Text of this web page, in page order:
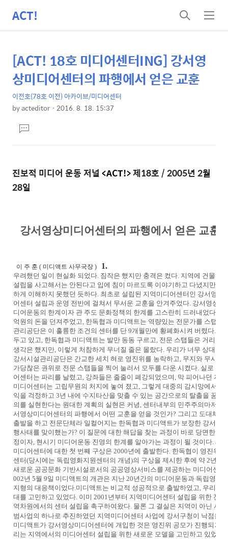
ACT!
검
색
메
뉴
상
세
컨
텐
본
문
제
목
[ACT! 18호 미디어센터ING] 강서영
상미디어센터의 파행에서 얻은 교훈
이전호(78호 이전) 아카이브/미디어센터
byacteditor 2016. 8. 18. 15:37
문댓
글
진보적 미디어 운동 저널<ACT!>제18호 / 2005년 2월
28일
강서영상미디어센터의 파행에서 얻은 교훈
이 주 훈 ( 미디액트 사무국장 ) 1.
우려했던 일이 현실화 되었다. 짐작은 했지만 충격은 컸다. 지역에 건물하
설립을 사고해서는 안된다고 입에 침이 마르도록 이야기하고 다녔지만,
하게 이해하지 못했던 듯하다. 최초로 설립된 지역미디어센터인 강서영상
어센터 설립과 운영 전반에 걸쳐서 무서운 교훈을 안겨주었다. 강서영상
디어운동의 한계이자 관 주도 문화정책의 한계를 고스란히 드러내었다.
억원의 돈을 던져주었고, 한독협과 미디액트는 역량있는 전문가를 스탭으
관리공단은 이 훌륭한 조건의 센터를 단 9개월만에 황폐화시켜 버렸다. 영
두고 있고, 한독협과 미디액트는 발만 동동 구르고, 전문 스탭들은 거리로
생각은 했지만, 이렇게 처참하게 무너질 줄은 몰랐다. 우리가 너무 상대를
강서시설관리공단은 간교한 세치 혀로 영진위를 농락하고, 무지와 무시로
가당찮은 권위로 전문 스탭들을 찍어 눌러서 모두를 다운 시켰다. 실로 놀
어센터는 파리를 날렸고, 강좌들은 줄줄이 폐강되었으며, 막 피어나던 지
미디어센터는 고립무원의 처지에 놓여 졌고, 그렇게 대중의 감시망에서
익을 걱정하고 3년 내에 수지타산을 맞출 수 있는 공간으로의 탈출을 꿈꾸
의를 실현한다는 원대한 계획의 실현은 커녕, 센터내부의 민주주의마저도
서영상미디어센터의 파행에서 어떤 교훈을 얻을 것인가? 그리고 도대체
출발을 하고 전문단체라 일컬어지는 한독협과 미디액트가 보장한 강서영
행사태를 맞이했는가? 이 질문에 대한 해답을 찾는 과정이 바로 당면한 문
정이자, 현시기 미디어운동 진영의 한계를 알아가는 과정이 될 것이다. 3.
미디어센터에 대한 첫 번째 구상은 2000년에 출발한다. 한독협이 영진위
센터(당시에는 독립영화지원센터의 개념)의 구상을 제시한 후에 약 2년간
새로운 공공문화 기반시설로서의 공공영상서비스를 제공하는 미디어센
002년 5월 9일 미디액트의 개관은 지난 20년간의 미디어운동과 독립영화
지형의 대응책이었다.미디액트는 비교적 성공적으로 출발하였고, 우리는
대를 고민하고 있었다. 이미 2001년부터 지역미디어센터 설립을 위한 전
역차원에서의 센터 설립을 촉구하여왔다. 물론 그 결실은 지역이 아닌 서
범사업의 하나로 추진하였던 지역미디어센터 사업에 강서구청이 낙점을
미디액트가 강서영상미디어센터에 개입한 것은 영진위 공모가 진행되기
리는 지역에서의 미디어센터 설립을 위한 새로운 모델을 고민하고 있었고